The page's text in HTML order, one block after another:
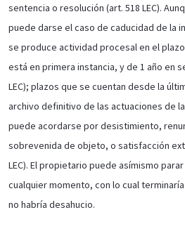
sentencia o resolución (art. 518 LEC).
puede darse el caso de caducidad de la
se produce actividad procesal en el
está en primera instancia, y de 1 año en
LEC); plazos que se cuentan desde la
archivo definitivo de las actuaciones de
puede acordarse por desistimiento,
sobrevenida de objeto, o satisfacción
LEC). El propietario puede asímismo
cualquier momento, con lo cual
no habría desahucio.